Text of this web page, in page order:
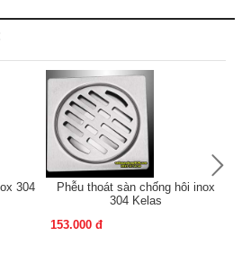
304
Phễu thoát sàn chống hôi inox
304 Kelas
153.000 đ